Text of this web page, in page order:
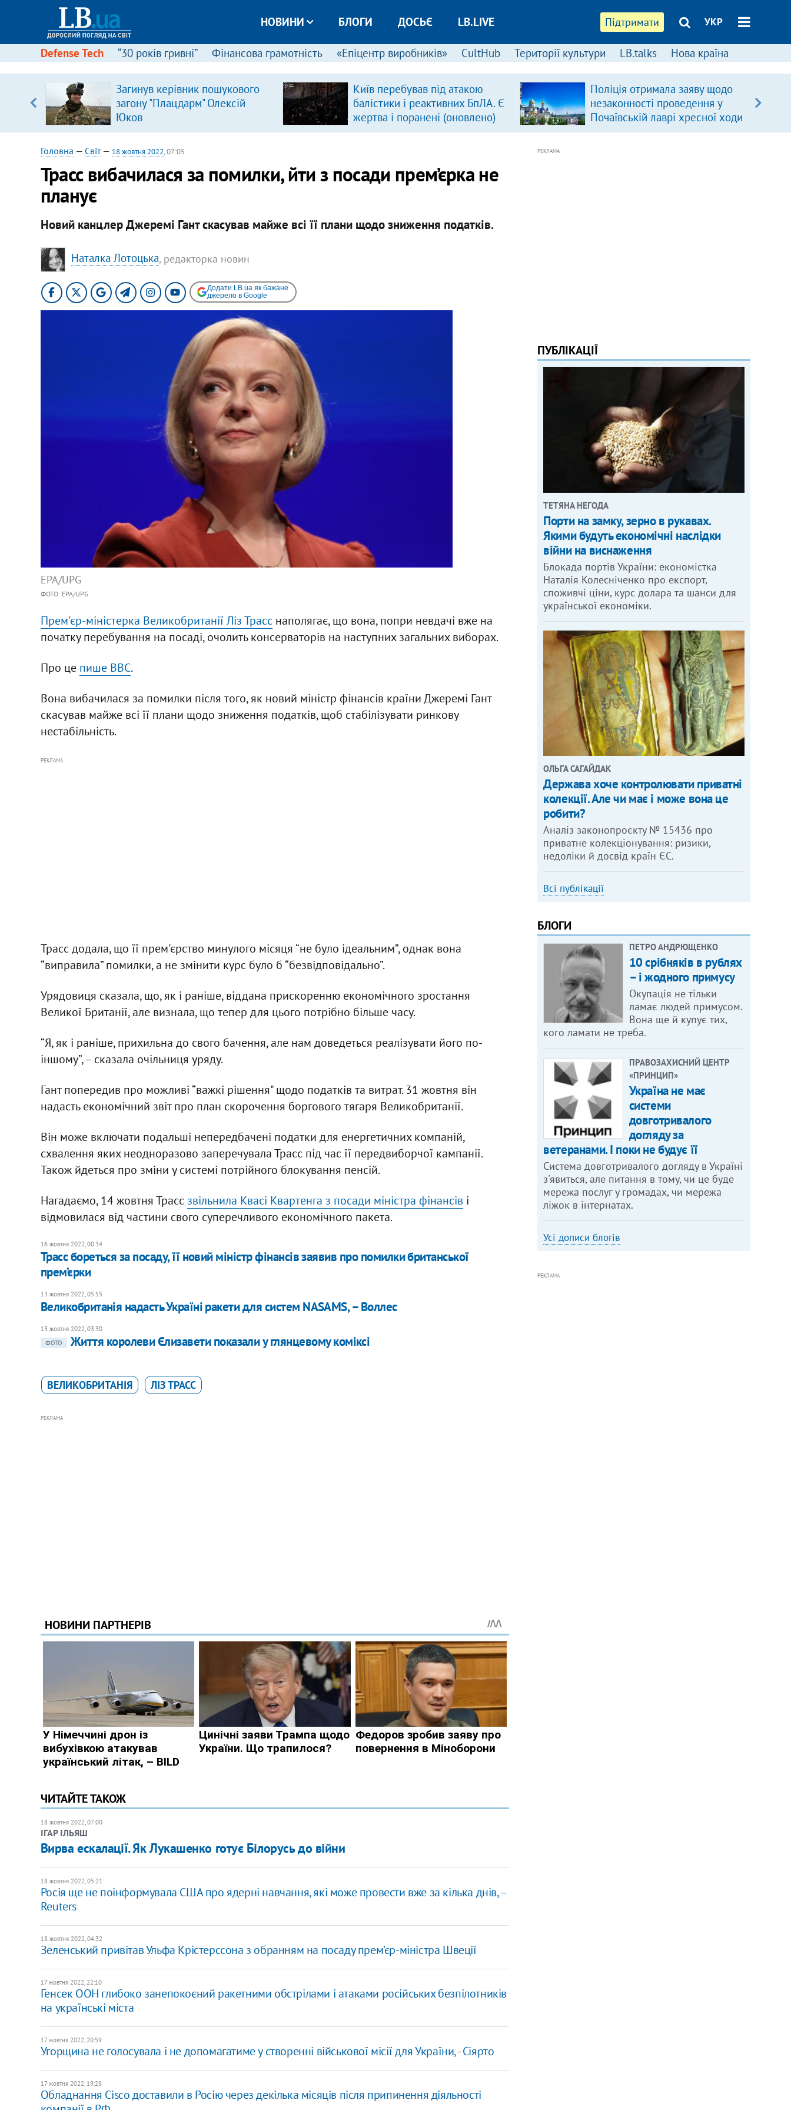
Підтримати УКР
НОВИНИ БЛОГИ ДОСЬЄ LB.LIVE
Defense Tech “30 років гривні” Фінансова грамотність «Епіцентр виробників» CultHub Території культури LB.talks Нова країна
Загинув керівник пошукового
загону "Плацдарм" Олексій
Юков
Київ перебував під атакою
балістики і реактивних БпЛА. Є
жертва і поранені (оновлено)
Поліція отримала заяву щодо
незаконності проведення у
Почаївській лаврі хресної ходи
Головна — Світ— 18 жовтня 2022, 07:05
Трасс вибачилася за помилки, йти з посади прем’єрка не
планує
Новий канцлер Джеремі Гант скасував майже всі її плани щодо зниження податків.
Наталка Лотоцька, редакторка новин
Додати LB.ua як бажане
джерело в Google
ЕРА/UPG
ФОТО: EPA/UPG
Прем'єр-міністерка Великобританії Ліз Трасснаполягає, що вона, попри невдачі вже на
початку перебування на посаді, очолить консерваторів на наступних загальних виборах.
Про це пише BBC.
Вона вибачилася за помилки після того, як новий міністр фінансів країни Джеремі Гант
скасував майже всі її плани щодо зниження податків, щоб стабілізувати ринкову
нестабільність.
РЕКЛАМА
Трасс додала, що її прем'єрство минулого місяця “не було ідеальним”, однак вона
“виправила” помилки, а не змінити курс було б “безвідповідально”.
Урядовиця сказала, що, як і раніше, віддана прискоренню економічного зростання
Великої Британії, але визнала, що тепер для цього потрібно більше часу.
“Я, як і раніше, прихильна до свого бачення, але нам доведеться реалізувати його по-
іншому”, – сказала очільниця уряду.
Гант попередив про можливі “важкі рішення" щодо податків та витрат. 31 жовтня він
надасть економічний звіт про план скорочення боргового тягаря Великобританії.
Він може включати подальші непередбачені податки для енергетичних компаній,
схвалення яких неодноразово заперечувала Трасс під час її передвиборчої кампанії.
Також йдеться про зміни у системі потрійного блокування пенсій.
Нагадаємо, 14 жовтня Трасс звільнила Квасі Квартенга з посади міністра фінансів і
відмовилася від частини свого суперечливого економічного пакета.
16 жовтня 2022, 00:34
Трасс бореться за посаду, її новий міністр фінансів заявив про помилки британської
прем’єрки
13 жовтня 2022, 05:55
Великобританія надасть Україні ракети для систем NASAMS, – Воллес
13 жовтня 2022, 03:30
ФОТО
Життя королеви Єлизавети показали у глянцевому коміксі
ВЕЛИКОБРИТАНІЯ ЛІЗ ТРАСС
РЕКЛАМА
ЧИТАЙТЕ ТАКОЖ
18 жовтня 2022, 07:00
ІГАР ІЛЬЯШ
Вирва ескалації. Як Лукашенко готує Білорусь до війни
18 жовтня 2022, 05:21
Росія ще не поінформувала США про ядерні навчання, які може провести вже за кілька днів, –
Reuters
18 жовтня 2022, 04:32
Зеленський привітав Ульфа Крістерссона з обранням на посаду прем’єр-міністра Швеції
17 жовтня 2022, 22:10
Генсек ООН глибоко занепокоєний ракетними обстрілами і атаками російських безпілотників
на українські міста
17 жовтня 2022, 20:59
Угорщина не голосувала і не допомагатиме у створенні військової місії для України, - Сіярто
17 жовтня 2022, 19:28
Обладнання Cisco доставили в Росію через декілька місяців після припинення діяльності
РЕКЛАМА
ПУБЛІКАЦІЇ
ТЕТЯНА НЕГОДА
Порти на замку, зерно в рукавах.
Якими будуть економічні наслідки
війни на виснаження
Блокада портів України: економістка
Наталія Колесніченко про експорт,
споживчі ціни, курс долара та шанси для
української економіки.
ОЛЬГА САГАЙДАК
Держава хоче контролювати приватні
колекції. Але чи має і може вона це
робити?
Аналіз законопроєкту № 15436 про
приватне колекціонування: ризики,
недоліки й досвід країн ЄС.
Всі публікації
БЛОГИ
ПЕТРО АНДРЮЩЕНКО
10 срібняків в рублях
– і жодного примусу
Окупація не тільки
ламає людей примусом.
Вона ще й купує тих,
кого ламати не треба.
ПРАВОЗАХИСНИЙ ЦЕНТР
«ПРИНЦИП»
Україна не має
системи
довготривалого
догляду за
ветеранами. І поки не будує її
Система довготривалого догляду в Україні
з'явиться, але питання в тому, чи це буде
мережа послуг у громадах, чи мережа
ліжок в інтернатах.
Усі дописи блогів
РЕКЛАМА